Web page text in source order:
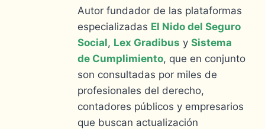
Autor fundador de las plataformas
especializadas El Nido del Seguro
Social, Lex Gradibus ySistema
de Cumplimiento, que en conjunto
son consultadas por miles de
profesionales del derecho,
contadores públicos y empresarios
que buscan actualización